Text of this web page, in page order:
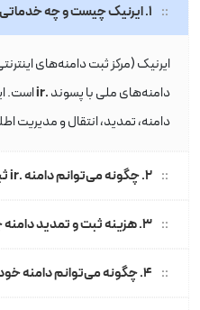
۱. ایرنیک چیست و چه خدماتی ارائه می‌دهد؟
ایرنیک (مرکز ثبت دامنه‌های
دامنه‌های ملی با پسوند.ir است.
دامنه، تمدید، انتقال و مدیریت
۲. چگونه می‌توانم دامنه .ir ثبت کنم؟
۳. هزینه ثبت و تمدید دامنه چقدر است؟
۴. چگونه می‌توانم دامنه خود را تمدید کنم؟